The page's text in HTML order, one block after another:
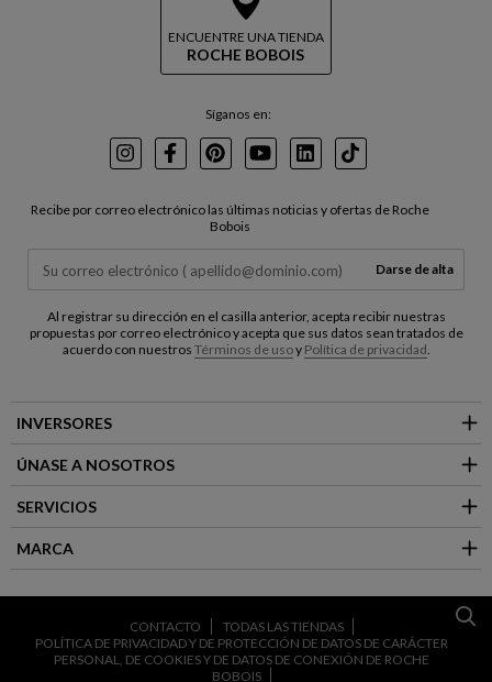
ENCUENTRE UNA TIENDA
ROCHE BOBOIS
Síganos en:
InstagramFacebookPinterest
YoutubeLinkedInTikTok
Recibe por correo electrónico las últimas noticias y ofertas de Roche
Bobois
Darse de alta
Al registrar su dirección en el casilla anterior, acepta recibir nuestras
propuestas por correo electrónico y acepta que sus datos sean tratados de
acuerdo con nuestros Términos de usoy Política de privacidad
INVERSORES
ÚNASE A NOSOTROS
SERVICIOS
MARCA
CONTACTO
TODAS LAS TIENDAS
POLÍTICA DE PRIVACIDAD Y DE PROTECCIÓN DE DATOS DE CARÁCTER
PERSONAL, DE COOKIES Y DE DATOS DE CONEXIÓN DE ROCHE
BOBOIS